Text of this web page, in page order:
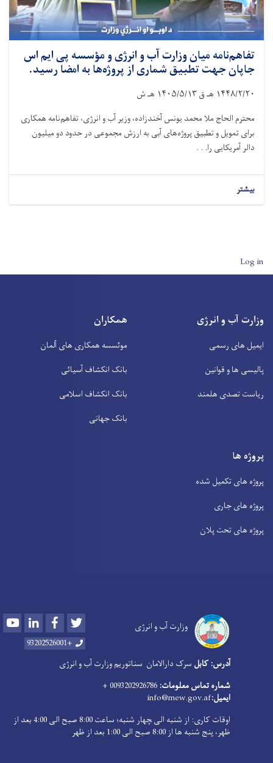
تفاهم‌نامه میان وزارت آب و انرژی و مؤسسه پی ایم اس
جاپان جهت تطبیق شماری از پروژه‌ها به امضا رسید.
۱۴۴۸/۲/۲۰ هـ ق۱۴۰۵/۵/۱۳ هـ ش
محترم الحاج ملا محمد یونس آخندزاده، وزیر آب و انرژی، تفاهم‌نامه همکاری
برای تمویل و تطبیق پروژه‌های آبی به ارزش مجموعی در حدود دو میلیون
دالر آمریکایی را. . .
بیشتر
User account menu
Log in
وزارت آب و انرژی
ایمیل های رسمی
پالیسی ها و قوانین
ریاست تصدی هلمند
همکاران
موئسسه همکاری های آلمان
بانک انکشاف آسیائی
بانک انکشاف اسلامی
بانک جهانی
پروژه ها
پروژه های تکمیل شده
پروژه های جاری
پروژه های تحت پلان
وزارت آب و انرژی YoutubeLinkedInFacebook
+93202526001
آدرس: کابل سرک دارالامان سناتوریم وزارت آب و انرژی
شماره تماس معلومات:
ایمیل:info@mew.gov.af
اوقات کاری: از شنبه الی ‍چهار شنبه؛ ساعت 8:00 صبح الی 4:00 بعد از
ظهر، پنج شنبه ها از 8:00 صبح الی 1:00 بعد از ظهر